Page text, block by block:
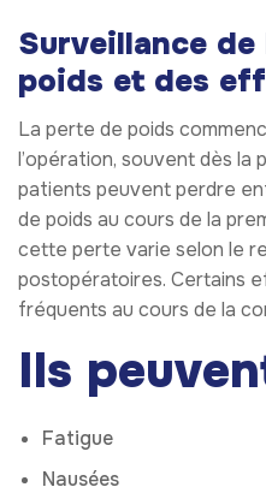
Surveillance
poids et des
La perte de poids
l’opération, souvent dès la
patients peuvent perdre
de poids au cours de la
cette perte varie selon le
postopératoires. Certains
fréquents au cours de la
Ils
Fatigue
Nausées